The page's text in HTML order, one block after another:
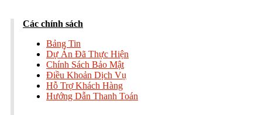
Các chính sách
Bảng Tin
Dự Án Đã Thực Hiện
Chính Sách Bảo Mật
Điều Khoản Dịch Vụ
Hỗ Trợ Khách Hàng
Hướng Dẫn Thanh Toán